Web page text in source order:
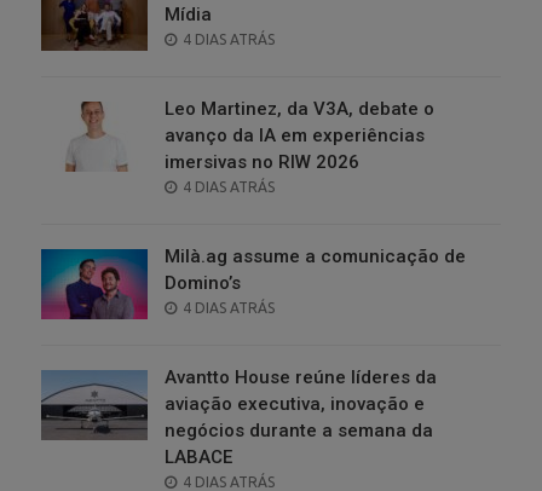
Mídia
POSTED
4 DIAS ATRÁS
Leo Martinez, da V3A, debate o
avanço da IA em experiências
imersivas no RIW 2026
POSTED
4 DIAS ATRÁS
Milà.ag assume a comunicação de
Domino’s
POSTED
4 DIAS ATRÁS
Avantto House reúne líderes da
aviação executiva, inovação e
negócios durante a semana da
LABACE
POSTED
4 DIAS ATRÁS